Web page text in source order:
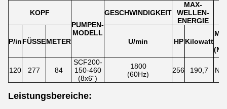
KOPF
PUMPEN-
MODELL
GESCHWINDIGKEIT
MAX-
WELLEN-
ENERGIE
P/inFÜSSEMETER U/min HP Kilowatt
120 277 84
SCF200-
150-460
(8x6“)
1800
(60Hz)
256 190,7
Leistungsbereiche: